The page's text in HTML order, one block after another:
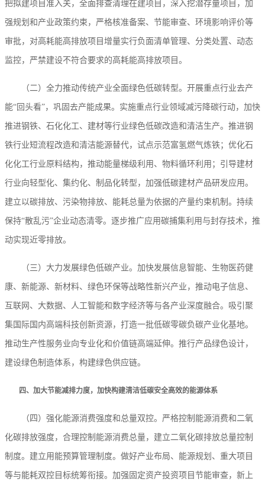
把拟建项目准入关，全面排查清理在建项目，深入挖潜存量项目，加
强规划和产业政策约束，严格核准备案、节能审查、环境影响评价等
审批，对高耗能高排放项目增量实行负面清单管理、分类处置、动态
监控，严禁建设不符合要求的高耗能高排放项目。
（二）全力推动传统产业全面绿色低碳转型。开展重点行业去产
能“回头看”，巩固去产能成果。实施重点行业领域减污降碳行动，加快
推进钢铁、石化化工、建材等行业绿色低碳改造和清洁生产。推进钢
铁行业短流程改造和清洁能源替代，试点示范富氢燃气炼铁；优化石
化化工行业原料结构，推动能量梯级利用、物料循环利用；引导建材
行业向轻型化、集约化、制品化转型，加强低碳建材产品研发应用。
建立以碳排放、污染物排放、能耗总量为依据的产量约束机制。持续
保持“散乱污”企业动态清零。逐步推广应用碳捕集利用与封存技术，推
动实现近零排放。
（三）大力发展绿色低碳产业。加快发展信息智能、生物医药健
康、新能源、新材料、绿色环保等战略性新兴产业，推动电子信息、
互联网、大数据、人工智能和数字经济等与各产业深度融合。吸引聚
集国际国内高端科技创新资源，打造一批低碳零碳负碳产业化基地。
推动生产性服务业向专业化和价值链高端延伸。推行产品绿色设计，
建设绿色制造体系，构建绿色供应链。
四、加大节能减排力度，加快构建清洁低碳安全高效的能源体系
（四）强化能源消费强度和总量双控。严格控制能源消费和二氧
化碳排放强度，合理控制能源消费总量，建立二氧化碳排放总量控制
制度。建立用能预算管理制度。做好产业布局、能源规划、重大项目
等与能耗双控目标统筹衔接。加强固定资产投资项目节能审查，新上